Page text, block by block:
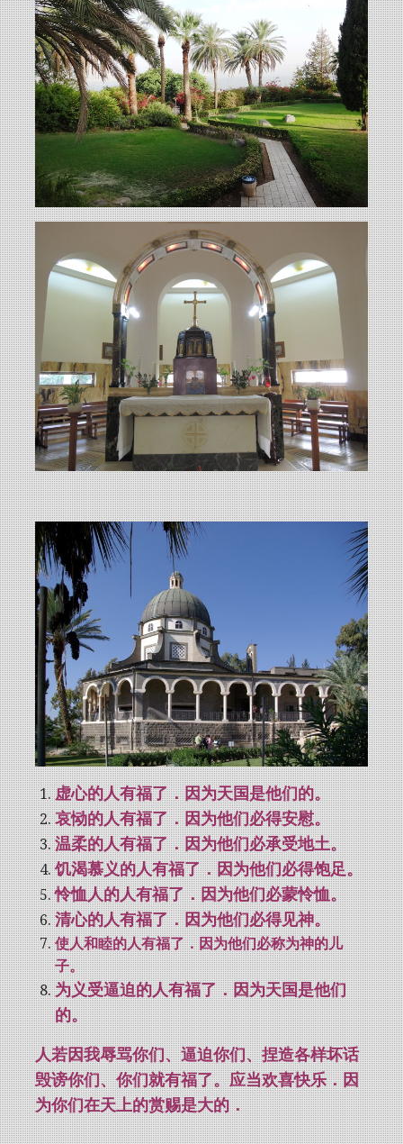
虚心的人有福了．因为天国是他们的。
哀恸的人有福了．因为他们必得安慰。
温柔的人有福了．因为他们必承受地土。
饥渴慕义的人有福了．因为他们必得饱足。
怜恤人的人有福了．因为他们必蒙怜恤。
清心的人有福了．因为他们必得见神。
使人和睦的人有福了．因为他们必称为神的儿
子。
为义受逼迫的人有福了．因为天国是他们
的。
人若因我辱骂你们、逼迫你们、捏造各样坏话
毁谤你们、你们就有福了。应当欢喜快乐．因
为你们在天上的赏赐是大的．